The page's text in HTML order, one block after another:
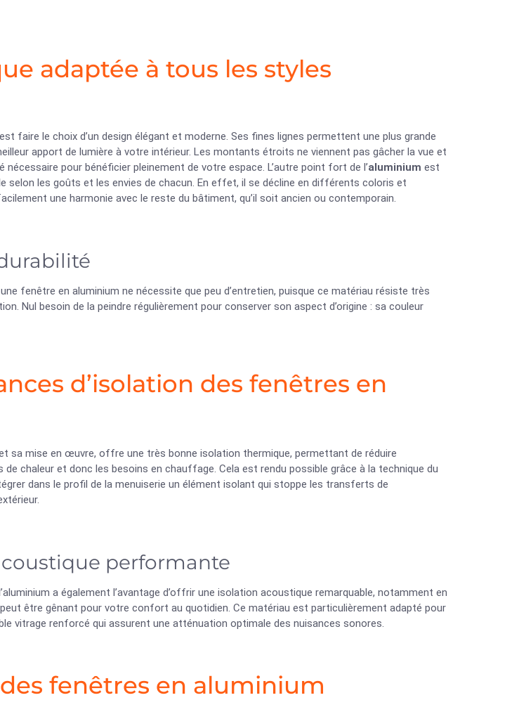
adaptée à tous les styles
faire le choix d’un design élégant et moderne. Ses fines lignes permettent une plus grande
apport de lumière à votre intérieur. Les montants étroits ne viennent pas gâcher la vue et
pour bénéficier pleinement de votre espace. L’autre point fort de l’aluminium est
selon les goûts et les envies de chacun. En effet, il se décline en différents coloris et
une harmonie avec le reste du bâtiment, qu’il soit ancien ou contemporain.
fenêtre en aluminium ne nécessite que peu d’entretien, puisque ce matériau résiste très
Nul besoin de la peindre régulièrement pour conserver son aspect d’origine : sa couleur
d’isolation des fenêtres en
sa mise en œuvre, offre une très bonne isolation thermique, permettant de réduire
chaleur et donc les besoins en chauffage. Cela est rendu possible grâce à la technique du
dans le profil de la menuiserie un élément isolant qui stoppe les transferts de
performante
a également l’avantage d’offrir une isolation acoustique remarquable, notamment en
être gênant pour votre confort au quotidien. Ce matériau est particulièrement adapté pour
vitrage renforcé qui assurent une atténuation optimale des nuisances sonores.
fenêtres en aluminium